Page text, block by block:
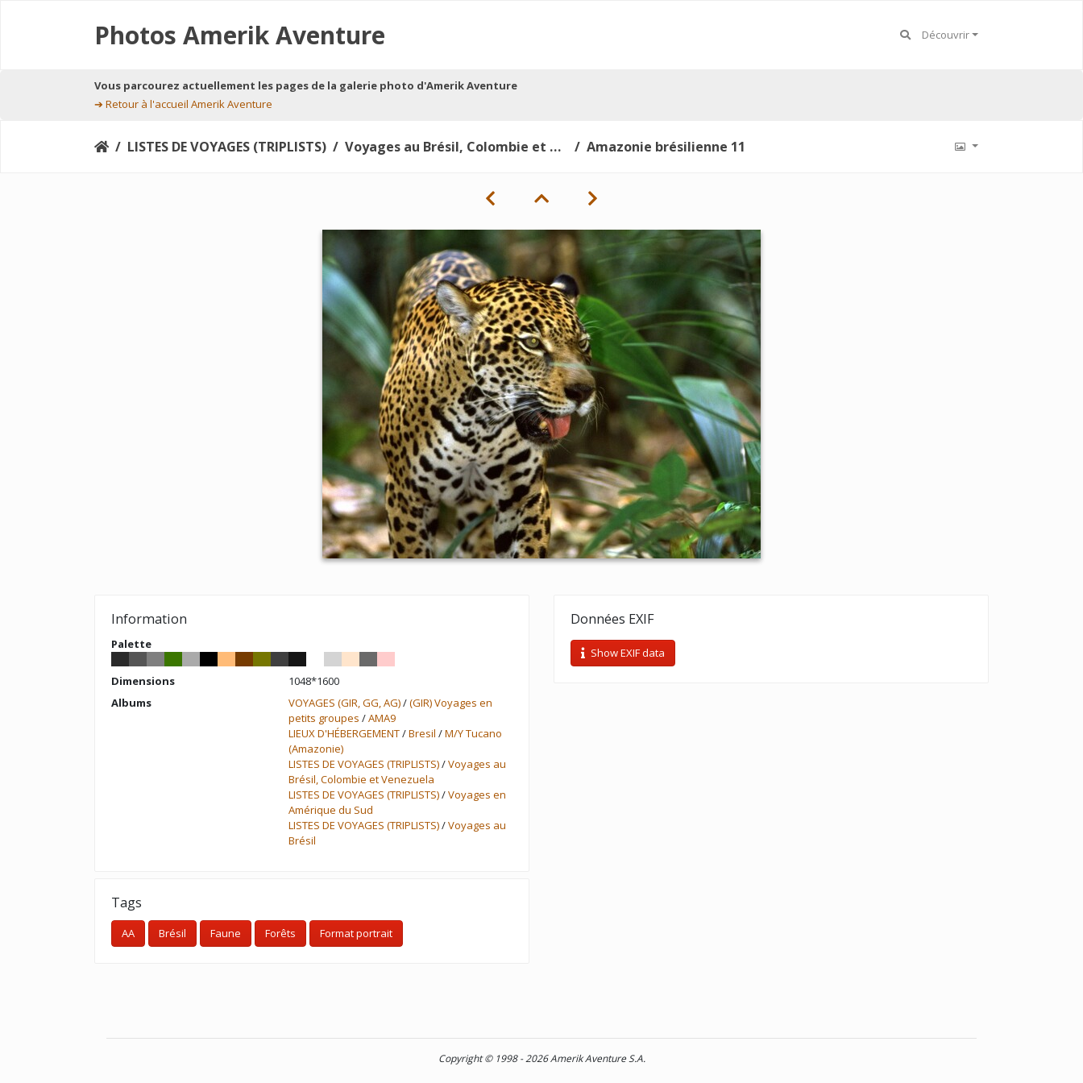
Photos Amerik Aventure Découvrir
Vous parcourez actuellement les pages de la galerie photo d'Amerik Aventure
➔ Retour à l'accueil Amerik Aventure
LISTES DE VOYAGES (TRIPLISTS) Voyages au Brésil, Colombie et Venezuela Amazonie brésilienne 11
Information
Palette
Dimensions
1048*1600
Albums
VOYAGES (GIR, GG, AG)/(GIR) Voyages en
petits groupes /AMA9
LIEUX D'HÉBERGEMENT/Bresil /M/Y Tucano
(Amazonie)
LISTES DE VOYAGES (TRIPLISTS)/Voyages au
Brésil, Colombie et Venezuela
LISTES DE VOYAGES (TRIPLISTS)/Voyages en
Amérique du Sud
LISTES DE VOYAGES (TRIPLISTS)/Voyages au
Brésil
Tags
AA Brésil Faune Forêts Format portrait
Données EXIF
Show EXIF data
Copyright © 1998 - 2026 Amerik Aventure S.A.